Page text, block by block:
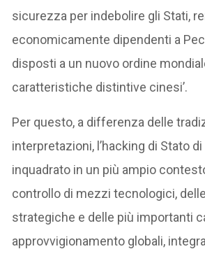
sicurezza per indebolire gli Stati,
economicamente dipendenti a
disposti a un nuovo ordine
caratteristiche distintive cinesi’.
Per questo, a differenza delle
interpretazioni, l’hacking di Stato
inquadrato in un più ampio
controllo di mezzi tecnologici,
strategiche e delle più importanti
approvvigionamento globali,